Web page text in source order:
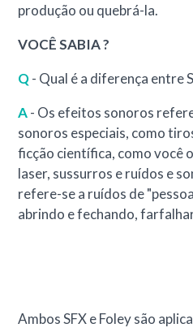
produção ou quebrá-la.
VOCÊ SABIA ?
Q- Qual é a diferença entre
A- Os efeitos sonoros
sonoros especiais, como
ficção científica, como você
laser, sussurros e ruídos e
refere-se a ruídos de
abrindo e fechando,
Ambos SFX e Foley são